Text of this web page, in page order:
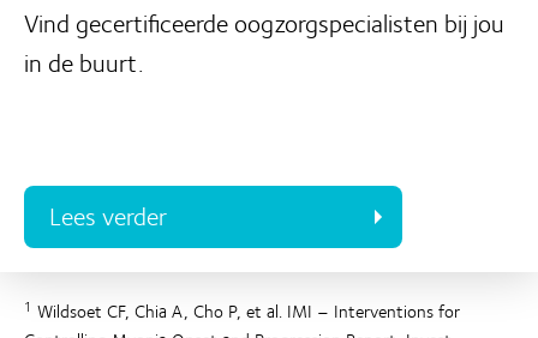
Vind gecertificeerde oogzorgspecialisten bij jou
in de buurt.
Lees verder
1 Wildsoet CF, Chia A, Cho P, et al. IMI – Interventions for